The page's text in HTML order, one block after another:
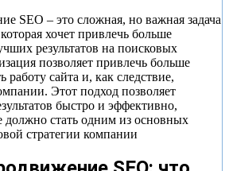
SEO – это сложная, но важная задача
хочет привлечь больше
результатов на поисковых
позволяет привлечь больше
работу сайта и, как следствие,
Этот подход позволяет
быстро и эффективно,
стать одним из основных
стратегии компании